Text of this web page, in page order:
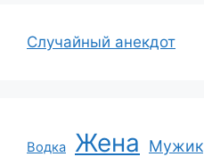
Случайный анекдот
Водка Жена Мужик